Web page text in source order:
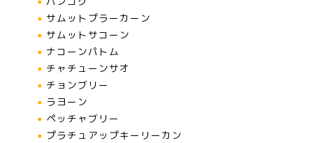
サムットプラーカーン
サムットサコーン
ナコーンパトム
チャチューンサオ
チョンブリー
ラヨーン
ペッチャブリー
プラチュアップキーリーカン